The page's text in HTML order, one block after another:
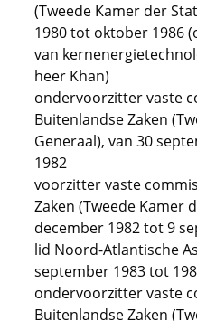
(Tweede Kamer der
1980 tot oktober 1986
van
heer Khan)
ondervoorzitter vaste
Buitenlandse Zaken
Generaal), van 30
1982
voorzitter vaste
Zaken (Tweede Kamer
december 1982 tot 9
lid Noord-Atlantische
september 1983 tot
ondervoorzitter vaste
Buitenlandse Zaken